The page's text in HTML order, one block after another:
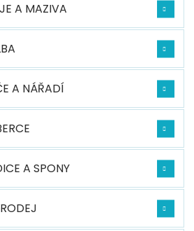
A MAZIVA
A NÁŘADÍ
A SPONY